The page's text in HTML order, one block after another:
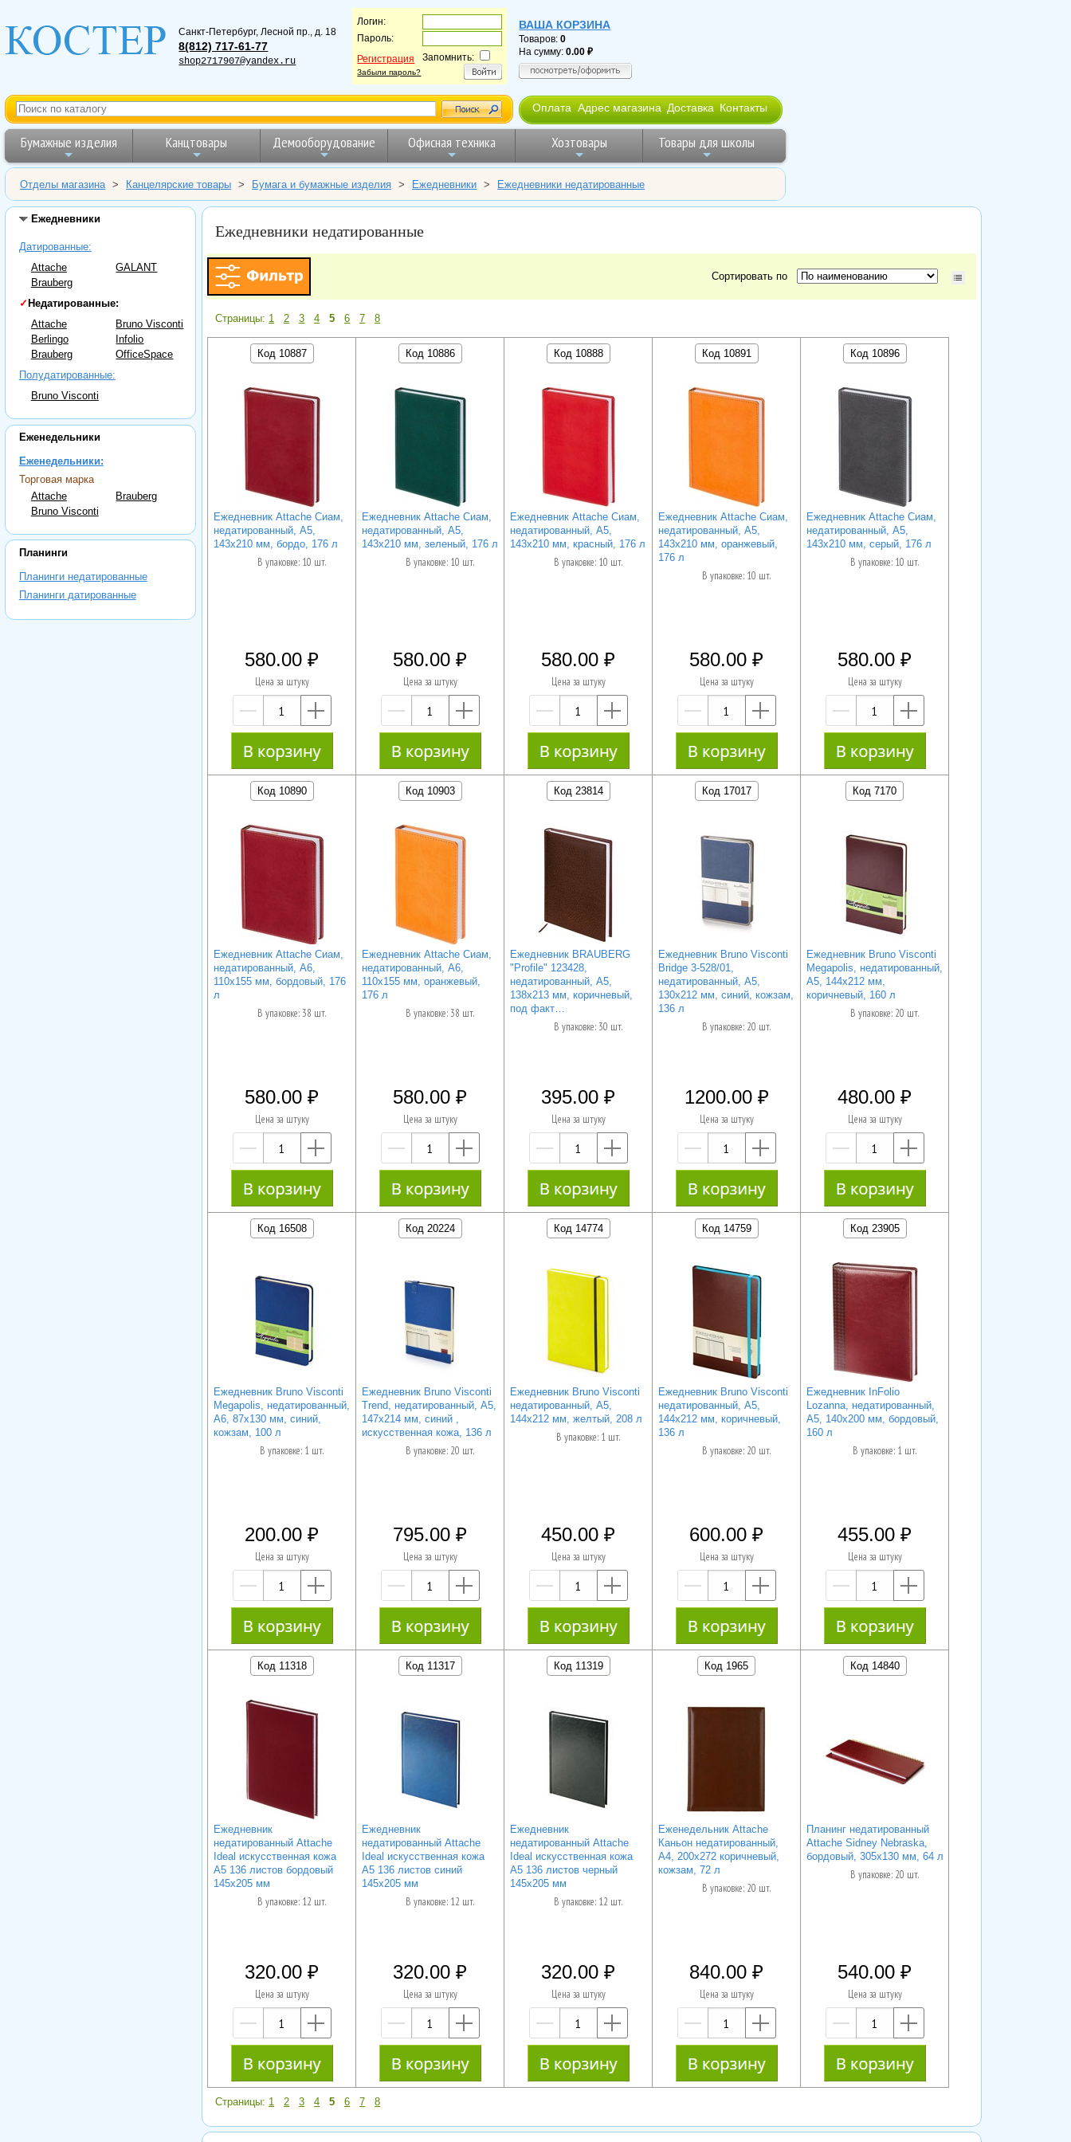
Санкт-Петербург, Лесной пр., д. 18
8(812) 717-61-77
shop2717907@yandex.ru
Логин:
Пароль:
Регистрация
Забыли пароль?
Запомнить:
ВАША КОРЗИНА
Товаров:0
На сумму:0.00
Оплата Адрес магазина Доставка Контакты
Бумажные изделия Канцтовары Демооборудование Офисная техника Хозтовары Товары для школы
Отделы магазина > Канцелярские товары > Бумага и бумажные изделия > Ежедневники > Ежедневники недатированные
Ежедневники
Датированные:
Attache
Brauberg
GALANT
✓ Недатированные:
Attache
Berlingo
Brauberg
Bruno Visconti
Infolio
OfficeSpace
Полудатированные:
Bruno Visconti
Еженедельники
Еженедельники:
Торговая марка
Attache
Bruno Visconti
Brauberg
Планинги
Планинги недатированные
Планинги датированные
Ежедневники недатированные
Сортировать по
Страницы: 1 2 3 4 5 6 7 8
Код 10887
Ежедневник Attache Сиам,
недатированный, А5,
143x210 мм, бордо, 176 л
В упаковке: 10 шт.
580.00
Цена за штуку
—
Код 10886
Ежедневник Attache Сиам,
недатированный, А5,
143x210 мм, зеленый, 176 л
В упаковке: 10 шт.
580.00
Цена за штуку
—
Код 10888
Ежедневник Attache Сиам,
недатированный, А5,
143x210 мм, красный, 176 л
В упаковке: 10 шт.
580.00
Цена за штуку
—
Код 10891
Ежедневник Attache Сиам,
недатированный, А5,
143x210 мм, оранжевый,
176 л
В упаковке: 10 шт.
580.00
Цена за штуку
—
Код 10896
Ежедневник Attache Сиам,
недатированный, А5,
143x210 мм, серый, 176 л
В упаковке: 10 шт.
580.00
Цена за штуку
—
Код 10890
Ежедневник Attache Сиам,
недатированный, А6,
110x155 мм, бордовый, 176
л
В упаковке: 38 шт.
580.00
Цена за штуку
—
Код 10903
Ежедневник Attache Сиам,
недатированный, А6,
110x155 мм, оранжевый,
176 л
В упаковке: 38 шт.
580.00
Цена за штуку
—
Код 23814
Ежедневник BRAUBERG
"Profile" 123428,
недатированный, А5,
138х213 мм, коричневый,
под факт…
В упаковке: 30 шт.
395.00
Цена за штуку
—
Код 17017
Ежедневник Bruno Visconti
Bridge 3-528/01,
недатированный, А5,
130х212 мм, синий, кожзам,
136 л
В упаковке: 20 шт.
1200.00
Цена за штуку
—
Код 7170
Ежедневник Bruno Visconti
Megapolis, недатированный,
А5, 144х212 мм,
коричневый, 160 л
В упаковке: 20 шт.
480.00
Цена за штуку
—
Код 16508
Ежедневник Bruno Visconti
Megapolis, недатированный,
А6, 87х130 мм, синий,
кожзам, 100 л
В упаковке: 1 шт.
200.00
Цена за штуку
—
Код 20224
Ежедневник Bruno Visconti
Trend, недатированный, А5,
147х214 мм, синий ,
искусственная кожа, 136 л
В упаковке: 20 шт.
795.00
Цена за штуку
—
Код 14774
Ежедневник Bruno Visconti
недатированный, А5,
144х212 мм, желтый, 208 л
В упаковке: 1 шт.
450.00
Цена за штуку
—
Код 14759
Ежедневник Bruno Visconti
недатированный, А5,
144х212 мм, коричневый,
136 л
В упаковке: 20 шт.
600.00
Цена за штуку
—
Код 23905
Ежедневник InFolio
Lozanna, недатированный,
А5, 140х200 мм, бордовый,
160 л
В упаковке: 1 шт.
455.00
Цена за штуку
—
Код 11318
Ежедневник
недатированный Attache
Ideal искусственная кожа
А5 136 листов бордовый
145x205 мм
В упаковке: 12 шт.
320.00
Цена за штуку
—
Код 11317
Ежедневник
недатированный Attache
Ideal искусственная кожа
А5 136 листов синий
145x205 мм
В упаковке: 12 шт.
320.00
Цена за штуку
—
Код 11319
Ежедневник
недатированный Attache
Ideal искусственная кожа
А5 136 листов черный
145x205 мм
В упаковке: 12 шт.
320.00
Цена за штуку
—
Код 1965
Еженедельник Attache
Каньон недатированный,
А4, 200х272 коричневый,
кожзам, 72 л
В упаковке: 20 шт.
840.00
Цена за штуку
—
Код 14840
Планинг недатированный
Attache Sidney Nebraska,
бордовый, 305х130 мм, 64 л
В упаковке: 20 шт.
540.00
Цена за штуку
—
Страницы: 1 2 3 4 5 6 7 8